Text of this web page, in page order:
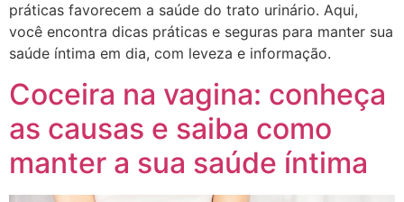
práticas favorecem a saúde do trato urinário. Aqui,
você encontra dicas práticas e seguras para manter sua
saúde íntima em dia, com leveza e informação.
Coceira na vagina: conheça
as causas e saiba como
manter a sua saúde íntima